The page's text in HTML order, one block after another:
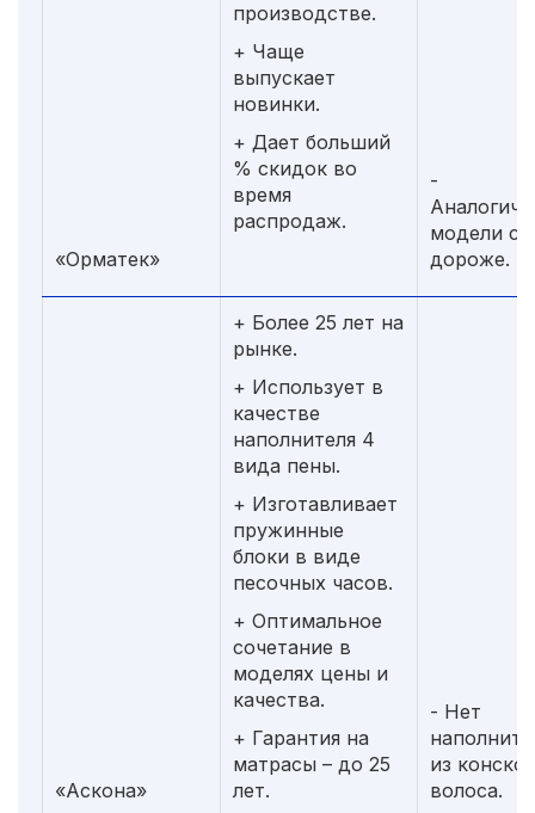
«Орматек»
производстве.
+ Чаще
выпускает
новинки.
+ Дает больший
% скидок во
время
распродаж.
-
модели
дороже.
«Аскона»
+ Более 25 лет на
рынке.
+ Использует в
качестве
наполнителя 4
вида пены.
+ Изготавливает
пружинные
блоки в виде
песочных часов.
+ Оптимальное
сочетание в
моделях цены и
качества.
+ Гарантия на
матрасы – до 25
лет.
- Нет
из
волоса.